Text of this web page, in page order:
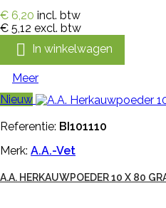
€ 6,20 incl. btw
€ 5,12 excl. btw
 In winkelwagen
Meer
Nieuw
Referentie: BI101110
Merk: A.A.-Vet
A.A. HERKAUWPOEDER 10 X 80